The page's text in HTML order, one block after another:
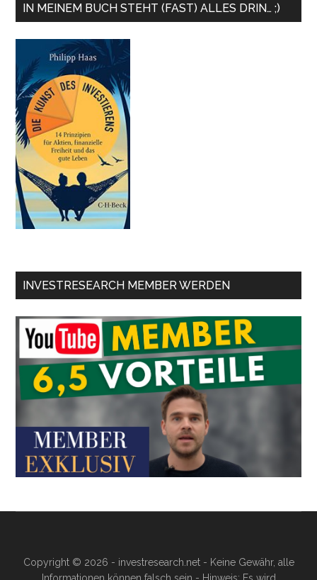
IN MEINEM BUCH STEHT (FAST) ALLES DRIN… ;)
INVESTRESEARCH MEMBER WERDEN
Copyright © 2026 - investresearch.net - Keine Gewähr, alle
Informationen können falsch sein - Hinweis: Es wird